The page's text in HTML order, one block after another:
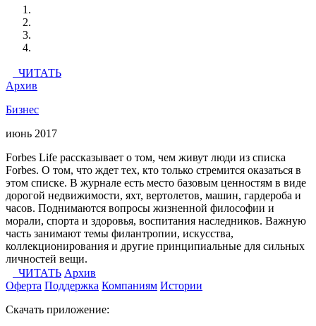
ЧИТАТЬ
Архив
Бизнес
июнь 2017
Forbes Life рассказывает о том, чем живут люди из списка
Forbes. О том, что ждет тех, кто только стремится оказаться в
этом списке. В журнале есть место базовым ценностям в виде
дорогой недвижимости, яхт, вертолетов, машин, гардероба и
часов. Поднимаются вопросы жизненной философии и
морали, спорта и здоровья, воспитания наследников. Важную
часть занимают темы филантропии, искусства,
коллекционирования и другие принципиальные для сильных
личностей вещи.
ЧИТАТЬ Архив
Оферта Поддержка Компаниям Истории
Скачать приложение: